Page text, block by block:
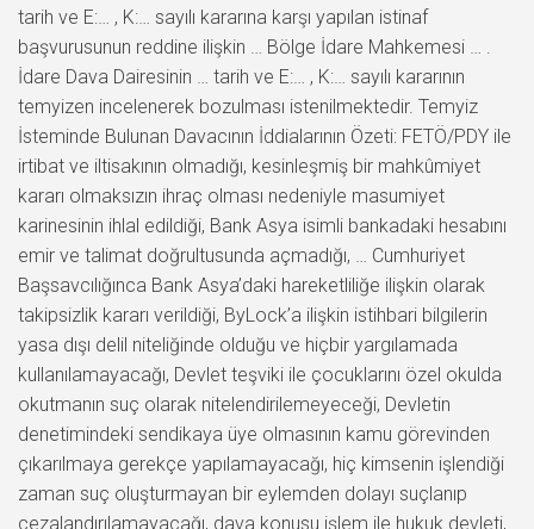
tarih ve E:… , K:… sayılı kararına karşı yapılan istinaf
başvurusunun reddine ilişkin … Bölge İdare Mahkemesi … .
İdare Dava Dairesinin … tarih ve E:… , K:… sayılı kararının
temyizen incelenerek bozulması istenilmektedir. Temyiz
İsteminde Bulunan Davacının İddialarının Özeti: FETÖ/PDY ile
irtibat ve iltisakının olmadığı, kesinleşmiş bir mahkûmiyet
kararı olmaksızın ihraç olması nedeniyle masumiyet
karinesinin ihlal edildiği, Bank Asya isimli bankadaki hesabını
emir ve talimat doğrultusunda açmadığı, … Cumhuriyet
Başsavcılığınca Bank Asya’daki hareketliliğe ilişkin olarak
takipsizlik kararı verildiği, ByLock’a ilişkin istihbari bilgilerin
yasa dışı delil niteliğinde olduğu ve hiçbir yargılamada
kullanılamayacağı, Devlet teşviki ile çocuklarını özel okulda
okutmanın suç olarak nitelendirilemeyeceği, Devletin
denetimindeki sendikaya üye olmasının kamu görevinden
çıkarılmaya gerekçe yapılamayacağı, hiç kimsenin işlendiği
zaman suç oluşturmayan bir eylemden dolayı suçlanıp
cezalandırılamayacağı, dava konusu işlem ile hukuk devleti,